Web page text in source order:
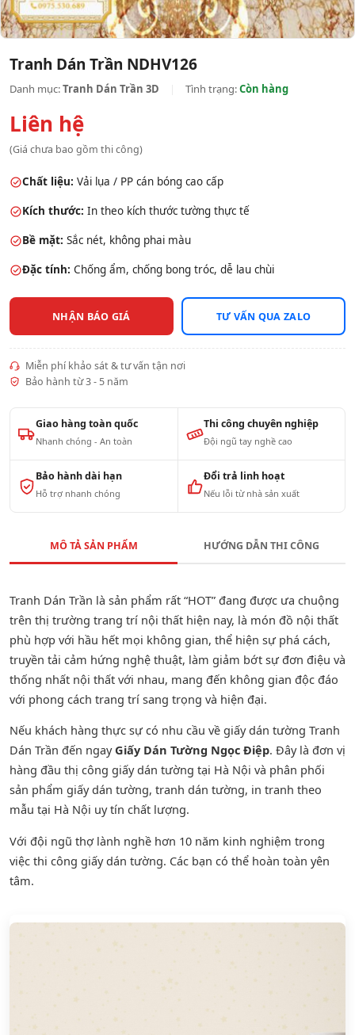
Tranh Dán Trần NDHV126
Danh mục:Tranh Dán Trần 3D Tình trạng:Còn hàng
Liên hệ
(Giá chưa bao gồm thi công)
Chất liệu: Vải lụa / PP cán bóng cao cấp
Kích thước: In theo kích thước tường thực tế
Bề mặt: Sắc nét, không phai màu
Đặc tính: Chống ẩm, chống bong tróc, dễ lau chùi
NHẬN BÁO GIÁ TƯ VẤN QUA ZALO
Miễn phí khảo sát & tư vấn tận nơi
Bảo hành từ 3 - 5 năm
Giao hàng toàn quốc
Nhanh chóng - An toàn
Thi công chuyên nghiệp
Đội ngũ tay nghề cao
Bảo hành dài hạn
Hỗ trợ nhanh chóng
Đổi trả linh hoạt
Nếu lỗi từ nhà sản xuất
MÔ TẢ SẢN PHẨM HƯỚNG DẪN THI CÔNG
Tranh Dán Trần là sản phẩm rất “HOT” đang được ưa chuộng
trên thị trường trang trí nội thất hiện nay, là món đồ nội thất
phù hợp với hầu hết mọi không gian, thể hiện sự phá cách,
truyền tải cảm hứng nghệ thuật, làm giảm bớt sự đơn điệu và
thống nhất nội thất với nhau, mang đến không gian độc đáo
với phong cách trang trí sang trọng và hiện đại.
Nếu khách hàng thực sự có nhu cầu về giấy dán tường Tranh
Dán Trần đến ngayGiấy Dán Tường Ngọc Điệp. Đây là đơn vị
hàng đầu thị công giấy dán tường tại Hà Nội và phân phối
sản phẩm giấy dán tường, tranh dán tường, in tranh theo
mẫu tại Hà Nội uy tín chất lượng.
Với đội ngũ thợ lành nghề hơn 10 năm kinh nghiệm trong
việc thi công giấy dán tường. Các bạn có thể hoàn toàn yên
tâm.